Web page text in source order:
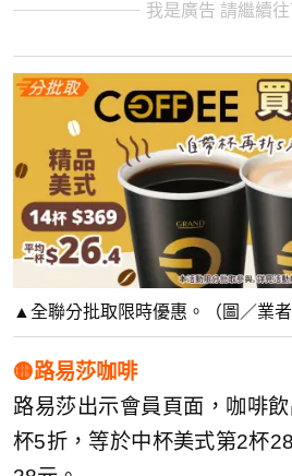
我是廣告 請繼續
▲全聯分批取限時優惠。（圖／業者
🟡路易莎咖啡
路易莎出示會員頁面，咖啡
杯5折，等於中杯美式第2杯